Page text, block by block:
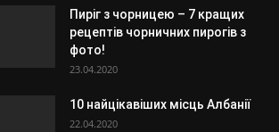
Пиріг з чорницею – 7 кращих
рецептів чорничних пирогів з
фото!
23.04.2020
10 найцікавіших місць Албанії
22.04.2020